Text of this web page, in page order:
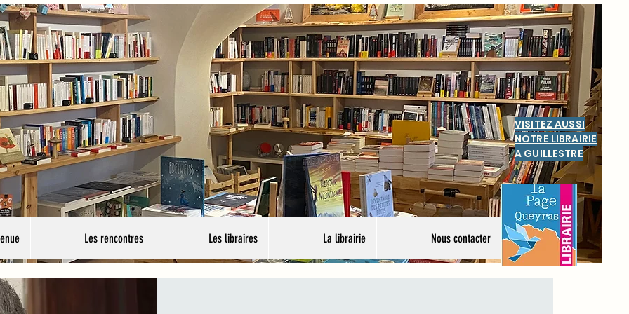
Nous contacter
La librairie
Les libraires
Les rencontres
VISITEZ AUSSI
NOTRE LIBRAIRIE
A GUILLESTRE